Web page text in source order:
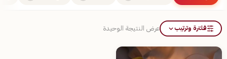
فلترة وترتيب عرض النتيجة الوحيدة